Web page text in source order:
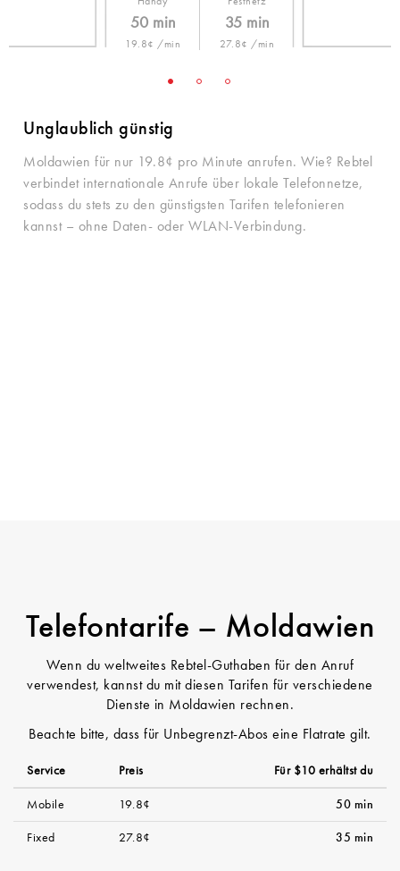
50 min
19.8¢ /min
35 min
27.8¢ /min
Unglaublich günstig
Moldawien für nur 19.8¢ pro Minute anrufen. Wie? Rebtel
verbindet internationale Anrufe über lokale Telefonnetze,
sodass du stets zu den günstigsten Tarifen telefonieren
kannst – ohne Daten- oder WLAN-Verbindung.
Telefontarife – Moldawien
Wenn du weltweites Rebtel-Guthaben für den Anruf
verwendest, kannst du mit diesen Tarifen für verschiedene
Dienste in Moldawien rechnen.
Beachte bitte, dass für Unbegrenzt-Abos eine Flatrate gilt.
Service Preis Für $10 erhältst du
Mobile 19.8¢ 50 min
Fixed 27.8¢ 35 min